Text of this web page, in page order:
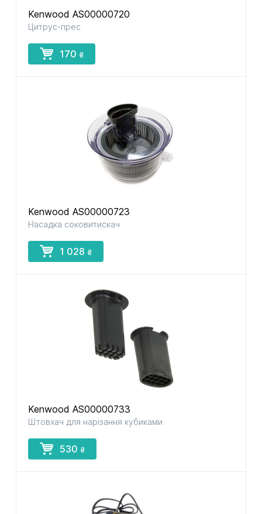
Kenwood AS00000720
Цитрус-прес
170 ₴
Kenwood AS00000723
Насадка соковитискач
1 028 ₴
Kenwood AS00000733
Штовхач для нарізання кубиками
530 ₴